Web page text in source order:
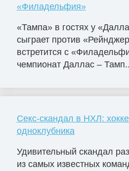
«Филадельфия»
«Тампа» в гостях у
сыграет против
встретится с
чемпионат Даллас –
Секс-скандал в НХЛ:
одноклубника
Удивительный скандал
из самых известных